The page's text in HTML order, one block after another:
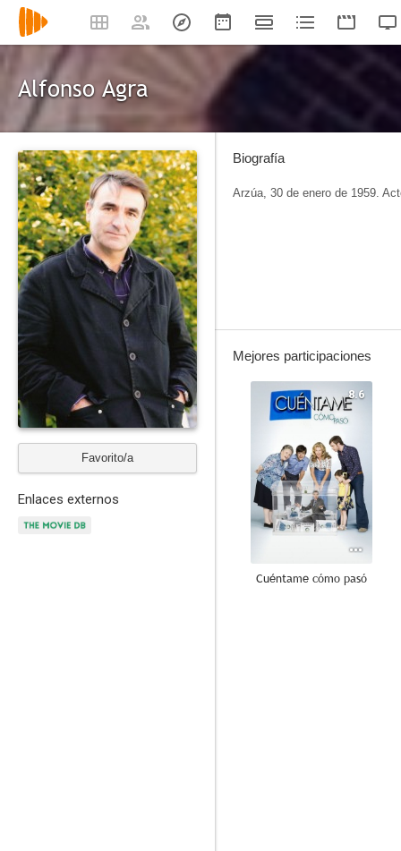
Alfonso Agra
Favorito/a
Enlaces externos
Biografía
Arzúa, 30 de enero de 1959.
Mejores participaciones
8.6
Cuéntame cómo pasó